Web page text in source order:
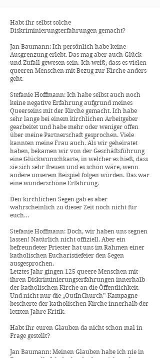
Habt ihr selbst solche
Diskriminierungserfahrungen gemacht?
Jan Baumann: Ich persönlich habe keine
Ausgrenzung erlebt. Das mag aber auch Glück
und Zufall gewesen sein. Ich weiß, dass es vielen
queeren Menschen mit Bezug zur Kirche anders
geht.
Stefanie Hoffmann: Ich habe selbst auch noch
keine negative Erfahrung aufgrund meines
Queerseins mit der Kirche gemacht. Ich habe
sehr lange bei einem kirchlichen Arbeitgeber
gearbeitet und habe mehr oder weniger offen
über meine Partnerschaft gesprochen. Viele
kannten meine Frau auch. Als wir geheiratet
haben, bekamen wir von der Geschäftsführung
eine Glückwunschkarte, in welcher es hieß, dass
sie sich sehr freuen und es schön wäre, wenn
andere unserem Beispiel folgen würden. Das war
eine wunderschöne Erfahrung.
Den kirchlichen Segen gab es aber
wahrscheinlich zu dieser Zeit noch nicht für
euch…
Stefanie Hoffmann: Doch, wir haben uns segnen
lassen! Natürlich nicht offiziell. Aber ein
befreundeter Priester hat uns im Rahmen einer
katholischen Eucharistiefeier den Segen
ausgesprochen.
Letztes Jahr gingen 125 queere Menschen mit
ihren Diskriminierungserfahrungen innerhalb
der katholischen Kirche an die Öffentlichkeit.
Und nicht nur die „OutInChurch”-Kampagne
bescherte der katholischen Kirche innerhalb der
letzten Jahre Kritik.
Habt ihr euren Glauben da nicht schon mal in
Frage gestellt?
Jan Baumann: Meinen Glauben habe ich nie in